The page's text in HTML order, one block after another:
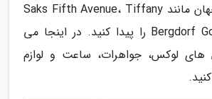
برندهای معروف جهان مانند Saks Fifth Avenue، Tiffany
& Co. و Bergdorf Goodman را پیدا کنید. در اینجا می
های لوکس، جواهرات، ساعت و لوازم